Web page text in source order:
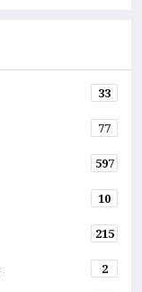
33
77
597
10
215
2